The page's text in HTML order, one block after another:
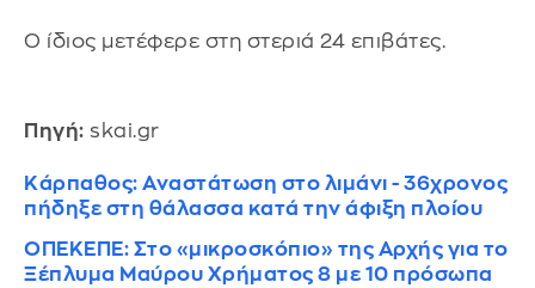
Ο ίδιος μετέφερε στη στεριά 24 επιβάτες.
Πηγή: skai.gr
Κάρπαθος: Αναστάτωση στο λιμάνι - 36χρονος
πήδηξε στη θάλασσα κατά την άφιξη πλοίου
ΟΠΕΚΕΠΕ: Στο «μικροσκόπιο» της Αρχής για το
Ξέπλυμα Μαύρου Χρήματος 8 με 10 πρόσωπα